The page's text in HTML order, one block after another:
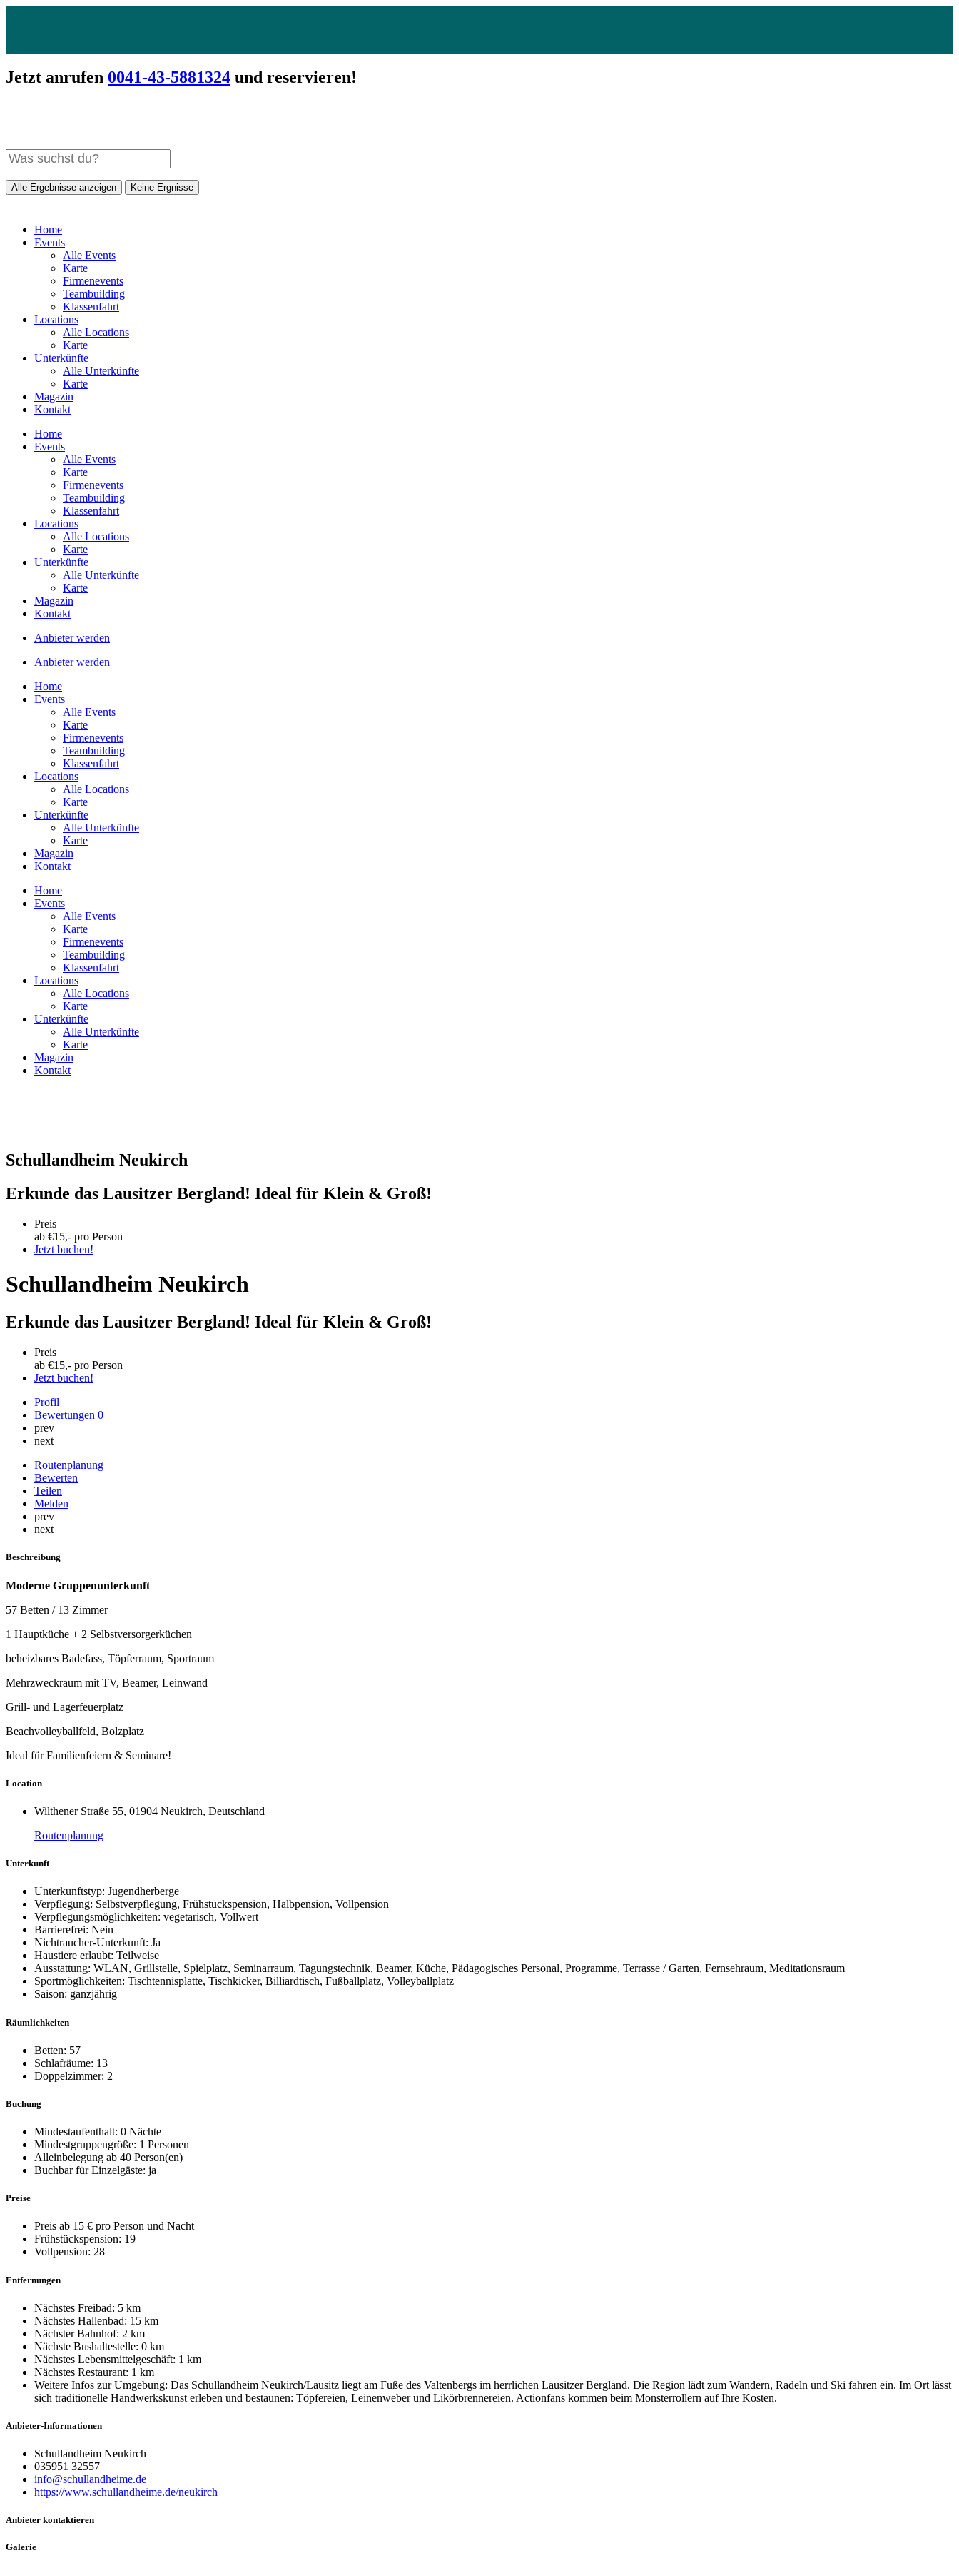
Jetzt anrufen 0041-43-5881324 und reservieren!
Alle Ergebnisse anzeigen Keine Ergnisse
Home
Events
Alle Events
Karte
Firmenevents
Teambuilding
Klassenfahrt
Locations
Alle Locations
Karte
Unterkünfte
Alle Unterkünfte
Karte
Magazin
Kontakt
Home
Events
Alle Events
Karte
Firmenevents
Teambuilding
Klassenfahrt
Locations
Alle Locations
Karte
Unterkünfte
Alle Unterkünfte
Karte
Magazin
Kontakt
Anbieter werden
Anbieter werden
Home
Events
Alle Events
Karte
Firmenevents
Teambuilding
Klassenfahrt
Locations
Alle Locations
Karte
Unterkünfte
Alle Unterkünfte
Karte
Magazin
Kontakt
Home
Events
Alle Events
Karte
Firmenevents
Teambuilding
Klassenfahrt
Locations
Alle Locations
Karte
Unterkünfte
Alle Unterkünfte
Karte
Magazin
Kontakt
Schullandheim Neukirch
Erkunde das Lausitzer Bergland! Ideal für Klein & Groß!
Preis
ab €15,- pro Person
Jetzt buchen!
Schullandheim Neukirch
Erkunde das Lausitzer Bergland! Ideal für Klein & Groß!
Preis
ab €15,- pro Person
Jetzt buchen!
Profil
Bewertungen 0
prev
next
Routenplanung
Bewerten
Teilen
Melden
prev
next
Beschreibung
Moderne Gruppenunterkunft
57 Betten / 13 Zimmer
1 Hauptküche + 2 Selbstversorgerküchen
beheizbares Badefass, Töpferraum, Sportraum
Mehrzweckraum mit TV, Beamer, Leinwand
Grill- und Lagerfeuerplatz
Beachvolleyballfeld, Bolzplatz
Ideal für Familienfeiern & Seminare!
Location
Wilthener Straße 55, 01904 Neukirch, Deutschland
Routenplanung
Unterkunft
Unterkunftstyp: Jugendherberge
Verpflegung: Selbstverpflegung, Frühstückspension, Halbpension, Vollpension
Verpflegungsmöglichkeiten: vegetarisch, Vollwert
Barrierefrei: Nein
Nichtraucher-Unterkunft: Ja
Haustiere erlaubt: Teilweise
Ausstattung: WLAN, Grillstelle, Spielplatz, Seminarraum, Tagungstechnik, Beamer, Küche, Pädagogisches Personal, Programme, Terrasse / Garten, Fernsehraum, Meditationsraum
Sportmöglichkeiten: Tischtennisplatte, Tischkicker, Billiardtisch, Fußballplatz, Volleyballplatz
Saison: ganzjährig
Räumlichkeiten
Betten: 57
Schlafräume: 13
Doppelzimmer: 2
Buchung
Mindestaufenthalt: 0 Nächte
Mindestgruppengröße: 1 Personen
Alleinbelegung ab 40 Person(en)
Buchbar für Einzelgäste: ja
Preise
Preis ab 15 € pro Person und Nacht
Frühstückspension: 19
Vollpension: 28
Entfernungen
Nächstes Freibad: 5 km
Nächstes Hallenbad: 15 km
Nächster Bahnhof: 2 km
Nächste Bushaltestelle: 0 km
Nächstes Lebensmittelgeschäft: 1 km
Nächstes Restaurant: 1 km
Weitere Infos zur Umgebung: Das Schullandheim Neukirch/Lausitz liegt am Fuße des Valtenbergs im herrlichen Lausitzer Bergland. Die Region lädt zum Wandern, Radeln und Ski fahren ein. Im Ort lässt
sich traditionelle Handwerkskunst erleben und bestaunen: Töpfereien, Leinenweber und Likörbrennereien. Actionfans kommen beim Monsterrollern auf Ihre Kosten.
Anbieter-Informationen
Schullandheim Neukirch
035951 32557
info@schullandheime.de
https://www.schullandheime.de/neukirch
Anbieter kontaktieren
Galerie